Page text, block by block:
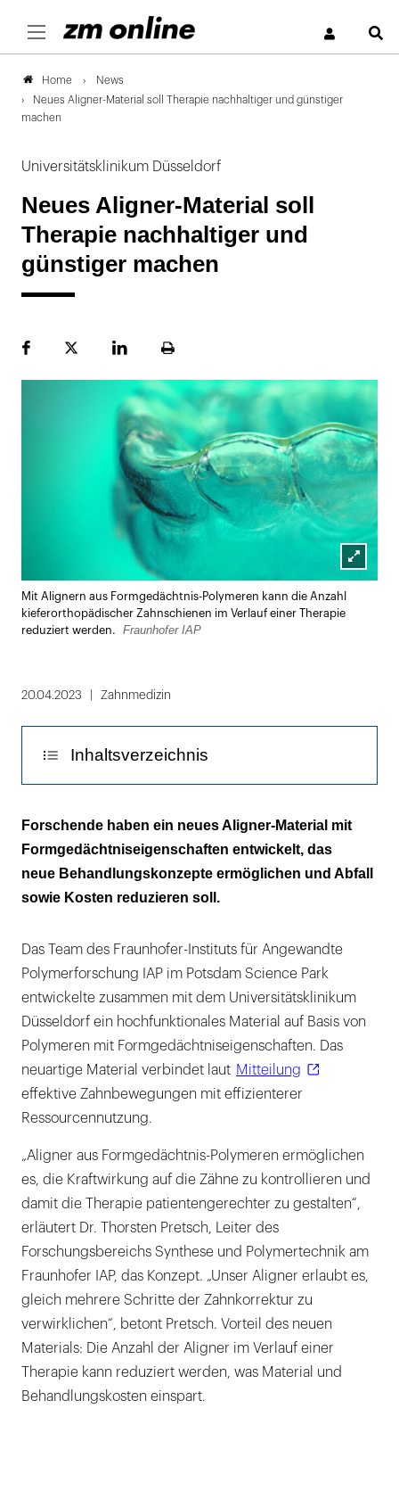
Home
News
Neues Aligner-Material soll Therapie nachhaltiger und günstiger
machen
Universitätsklinikum Düsseldorf
Neues Aligner-Material soll
Therapie nachhaltiger und
günstiger machen
FacebookPlattformLinekdInSeite
Lightbox
öffnen
Mit Alignern aus Formgedächtnis-Polymeren kann die Anzahl
kieferorthopädischer Zahnschienen im Verlauf einer Therapie
reduziert werden.
Fraunhofer IAP
20.04.2023 Zahnmedizin
Inhaltsverzeichnis
Memory-Effekt für die Zahnkorrektur
Aligner-Therapie nachhaltig gestalten
Forschende haben ein neues Aligner-Material mit
Formgedächtniseigenschaften entwickelt, das
neue Behandlungskonzepte ermöglichen und Abfall
sowie Kosten reduzieren soll.
Das Team des Fraunhofer-Instituts für Angewandte
Polymerforschung IAP im Potsdam Science Park
entwickelte zusammen mit dem Universitätsklinikum
Düsseldorf ein hochfunktionales Material auf Basis von
Polymeren mit Formgedächtniseigenschaften. Das
neuartige Material verbindet laut Mitteilung
effektive Zahnbewegungen mit effizienterer
Ressourcennutzung.
„Aligner aus Formgedächtnis-Polymeren ermöglichen
es, die Kraftwirkung auf die Zähne zu kontrollieren und
damit die Therapie patientengerechter zu gestalten“,
erläutert Dr. Thorsten Pretsch, Leiter des
Forschungsbereichs Synthese und Polymertechnik am
Fraunhofer IAP, das Konzept. „Unser Aligner erlaubt es,
gleich mehrere Schritte der Zahnkorrektur zu
verwirklichen“, betont Pretsch. Vorteil des neuen
Materials: Die Anzahl der Aligner im Verlauf einer
Therapie kann reduziert werden, was Material und
Behandlungskosten einspart.